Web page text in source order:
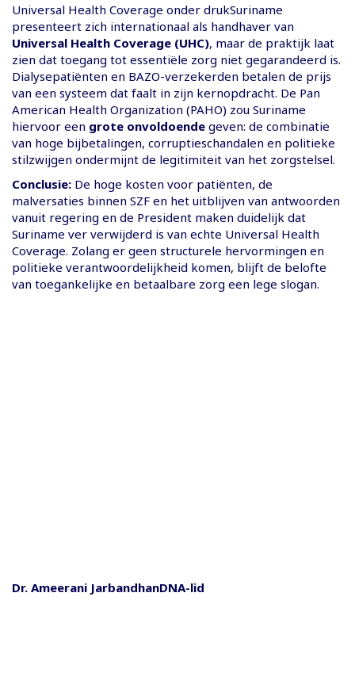
Universal Health Coverage onder drukSuriname
presenteert zich internationaal als handhaver van
Universal Health Coverage (UHC), maar de praktijk laat
zien dat toegang tot essentiële zorg niet gegarandeerd is.
Dialysepatiënten en BAZO-verzekerden betalen de prijs
van een systeem dat faalt in zijn kernopdracht. De Pan
American Health Organization (PAHO) zou Suriname
hiervoor een grote onvoldoende geven: de combinatie
van hoge bijbetalingen, corruptieschandalen en politieke
stilzwijgen ondermijnt de legitimiteit van het zorgstelsel.
Conclusie: De hoge kosten voor patiënten, de
malversaties binnen SZF en het uitblijven van antwoorden
vanuit regering en de President maken duidelijk dat
Suriname ver verwijderd is van echte Universal Health
Coverage. Zolang er geen structurele hervormingen en
politieke verantwoordelijkheid komen, blijft de belofte
van toegankelijke en betaalbare zorg een lege slogan.
Dr. Ameerani JarbandhanDNA-lid